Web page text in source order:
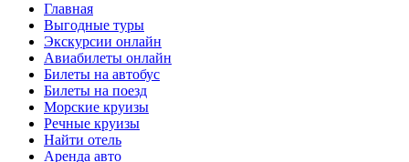
Главная
Выгодные туры
Экскурсии онлайн
Авиабилеты онлайн
Билеты на автобус
Билеты на поезд
Морские круизы
Речные круизы
Найти отель
Аренда авто